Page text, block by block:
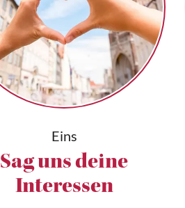
Eins
Sag uns deine
Interessen